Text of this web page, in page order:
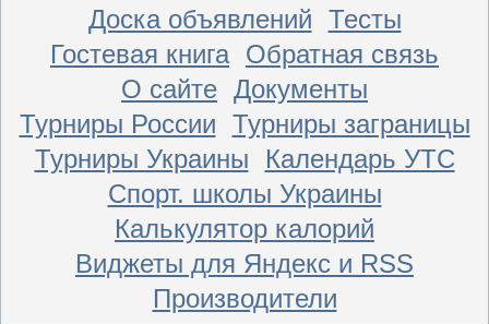
Доска объявлений Тесты
Гостевая книга Обратная связь
О сайте Документы
Турниры России Турниры заграницы
Турниры Украины
Календарь УТС
Спорт. школы Украины
Калькулятор калорий
Виджеты для Яндекс и RSS
Производители